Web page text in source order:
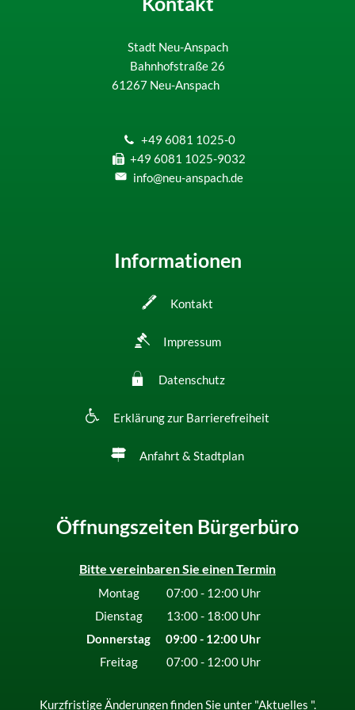
Stadt Neu-Anspach
Bahnhofstraße 26
61267 Neu-Anspach
+49 6081 1025-0
+49 6081 1025-9032
info@neu-anspach.de
Informationen
Kontakt
Impressum
Datenschutz
Erklärung zur Barrierefreiheit
Anfahrt & Stadtplan
Öffnungszeiten Bürgerbüro
Bitte vereinbaren Sie einen Termin
Montag 07:00- 12:00Uhr
Von 07:00 bis 12:00 Uhr
Dienstag 13:00- 18:00Uhr
Von 13:00 bis 18:00 Uhr
Donnerstag 09:00- 12:00 Uhr
Von 09:00 bis 12:00 Uhr
Freitag 07:00- 12:00Uhr
Kurzfristige Änderungen finden Sie unter "Aktuelles ".